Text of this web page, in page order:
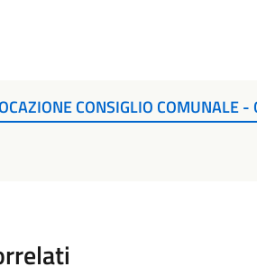
CONSIGLIO COMUNALE